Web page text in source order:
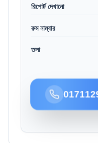
রিপোর্ট দেখানো
রুম নাম্বার
তলা